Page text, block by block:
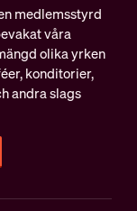
Join us
related to your
salary
medlemsstyrd
våra
olika yrken
konditorier,
andra slags